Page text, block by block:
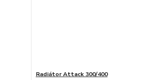
Radiátor Attack 300/400